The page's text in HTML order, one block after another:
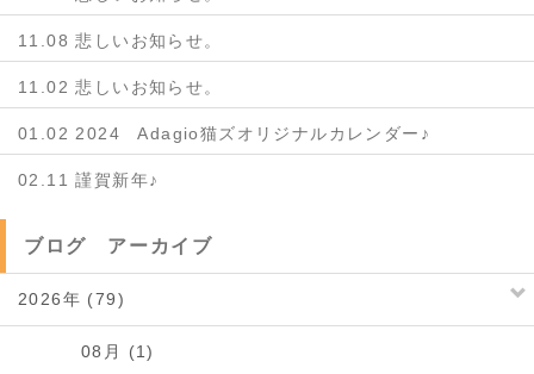
11.08 悲しいお知らせ。
11.02 悲しいお知らせ。
01.02 2024 Adagio猫ズオリジナルカレンダー♪
02.11 謹賀新年♪
ブログ アーカイブ
2026年 (79)
08月 (1)